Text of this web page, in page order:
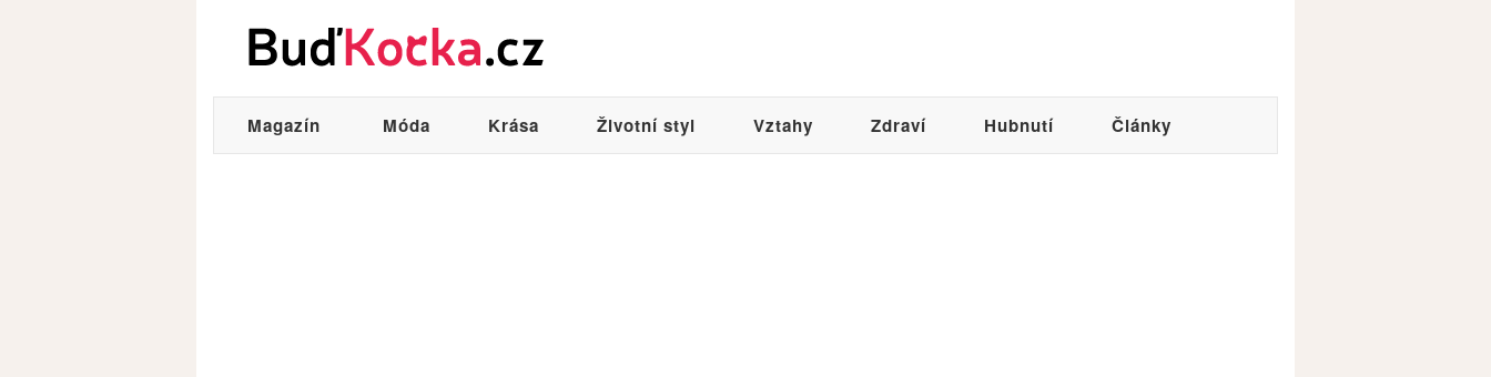
Magazín Móda Krása Životní styl Vztahy Zdraví Hubnutí Články